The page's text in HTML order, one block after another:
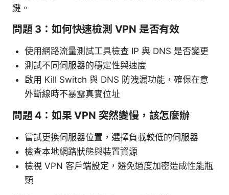
鍵。
問題 3：如何快速檢測 VPN 是否有效
使用網路流量測試工具檢查 IP 與 DNS 是否變更
測試不同伺服器的穩定性與速度
啟用 Kill Switch 與 DNS 防洩漏功能，確保在意
外斷線時不暴露真實位址
問題 4：如果 VPN 突然變慢，該怎麼辦
嘗試更換伺服器位置，選擇負載較低的伺服器
檢查本地網路狀態與裝置資源
檢視 VPN 客戶端設定，避免過度加密造成性能瓶
頸